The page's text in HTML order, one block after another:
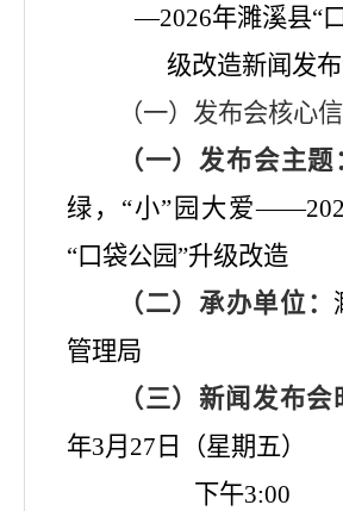
—2026年濉溪县“
级改造新闻发
（一）发布会核心
（一）发布会主题
绿，“小”园大爱
“口袋公园”升级改造
（二）承办单位：
管理局
（三）新闻发布会
年3月27 日（星期五）
下午3:00